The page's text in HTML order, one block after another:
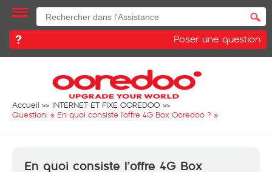
Poser une question
Accueil
INTERNET ET FIXE OOREDOO
Question: « En quoi consiste l’offre 4G Box Ooredoo ? »
En quoi consiste l’offre 4G Box